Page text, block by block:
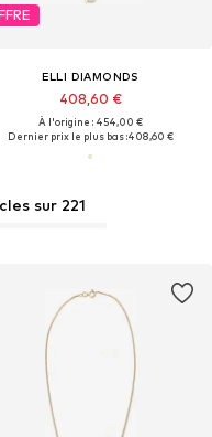
sur 221
ELLI DIAMONDS
408,60 €
À l'origine : 454,00 €
Dernier prix le plus bas :408,60 €